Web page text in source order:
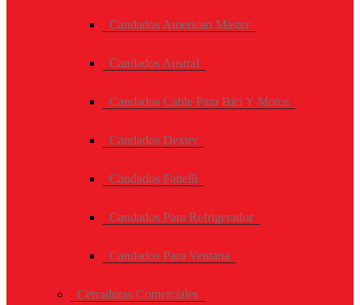
Candados American Máster
Candados Austral
Candados Cable Para Bici Y Motos
Candados Dexter
Candados Faitelli
Candados Para Refrigerador
Candados Para Ventana
Cerraduras Comerciales